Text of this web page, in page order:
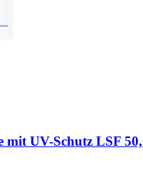
mit UV-​Schutz LSF